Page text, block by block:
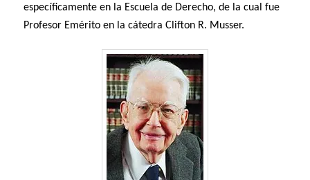
específicamente en la Escuela de Derecho, de la cual fue
Profesor Emérito en la cátedra Clifton R. Musser.